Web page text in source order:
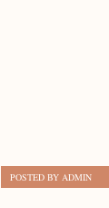
POSTED BY ADMIN